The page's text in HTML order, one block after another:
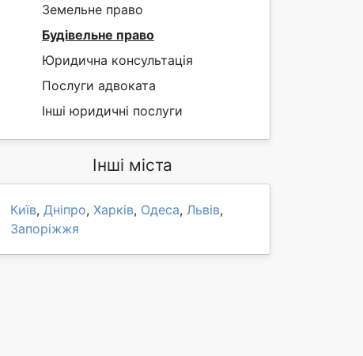
Земельне право
Будівельне право
Юридична консультація
Послуги адвоката
Інші юридичні послуги
Інші міста
Київ, Дніпро, Харків, Одеса, Львів,
Запоріжжя